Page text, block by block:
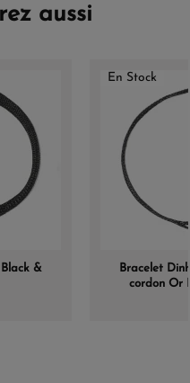
aussi
&
En Stock
Bracelet
cordon Or